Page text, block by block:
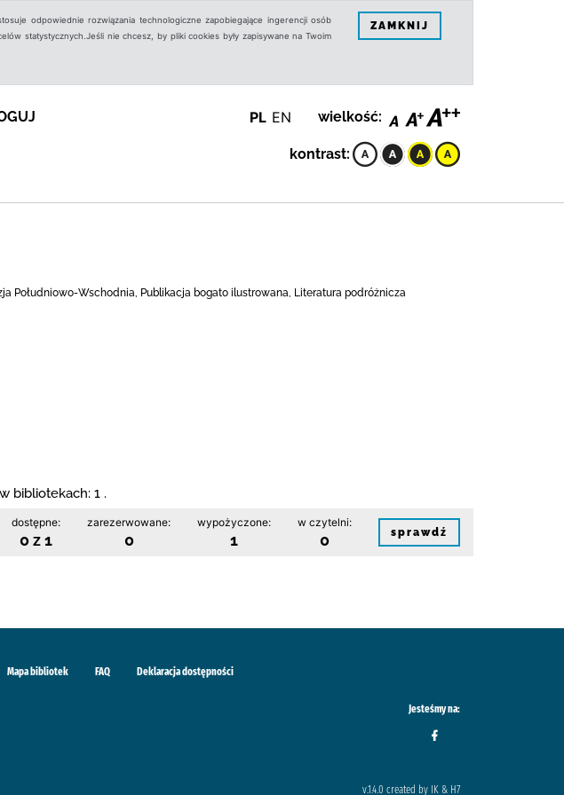
odpowiednie rozwiązania technologiczne zapobiegające ingerencji osób
statystycznych.Jeśli nie chcesz, by pliki cookies były zapisywane na Twoim
ZAMKNIJ
PL EN wielkość:
kontrast:
Południowo-Wschodnia, Publikacja bogato ilustrowana, Literatura podróżnicza
bibliotekach: 1 .
dostępne:
0 z 1
zarezerwowane:
0
wypożyczone:
1
w czytelni:
0 sprawdź
Mapa bibliotek FAQ Deklaracja dostępności
Jesteśmy na:
v.1.4.0 created by IK & H7